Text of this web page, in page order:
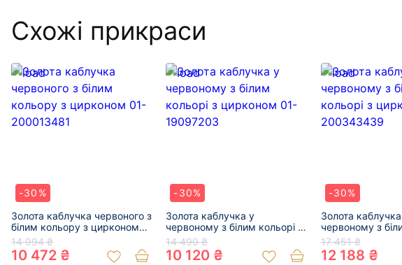
Схожі прикраси
-30%
Золота каблучка червоного з
білим кольору з цирконом
01-200013481
14 994 ₴
10 472 ₴
-30%
Золота каблучка у
червоному з білим кольорі з
цирконом 01-19097203
14 490 ₴
10 120 ₴
-30%
Золота
червоному з
цирконом 01-
17 451 ₴
12 188 ₴